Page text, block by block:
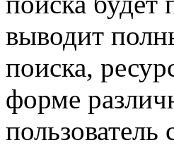
выводит
поиска,
форме